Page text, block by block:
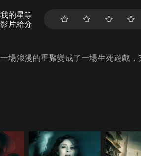
我的星等
影片給分
一場浪漫的重聚變成了一場生死遊戲，